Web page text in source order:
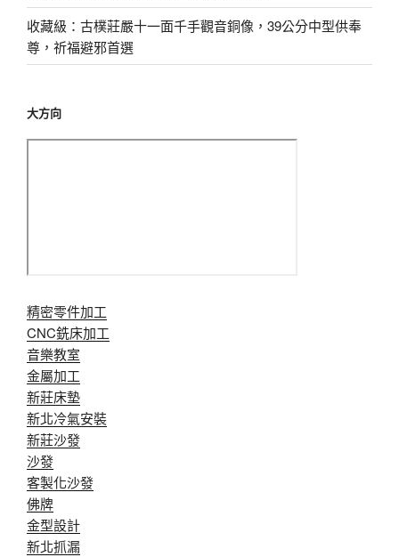
收藏級：古樸莊嚴十一面千手觀音銅像，39公分中型供奉
尊，祈福避邪首選
大方向
精密零件加工
CNC銑床加工
音樂教室
金屬加工
新莊床墊
新北冷氣安裝
新莊沙發
沙發
客製化沙發
佛牌
金型設計
新北抓漏